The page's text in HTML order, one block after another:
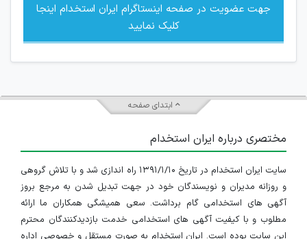
جهت عضویت در صفحه اینستاگرام ایران استخدام اینجا
کلیک نمایید
ابتدای صفحه
مختصری درباره ایران استخدام
سایت ایران استخدام در تاریخ ۱۳۹۱/۱/۱۰ راه اندازی شد و با تلاش گروهی
و روزانه مدیران و نویسندگان خود در جهت تبدیل شدن به مرجع بروز
آگهی های استخدامی گام برداشت. سعی همیشگی همکاران ما ارائه
مطلوب و با کیفیت آگهی های استخدامی خدمت بازدیدکنندگان محترم
این سایت بوده است. ایران استخدام به صورت مستقل و خصوصی اداره